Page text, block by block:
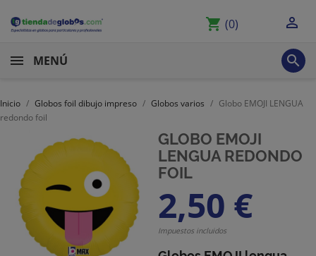
shopping_cart (0) 
MENÚ 
Inicio Globos foil dibujo impreso Globos varios
Globo EMOJI LENGUA
redondo foil
GLOBO EMOJI
LENGUA REDONDO
FOIL
2,50 €
Impuestos incluidos